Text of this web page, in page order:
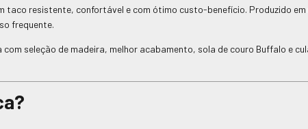
taco resistente, confortável e com ótimo custo-benefício. Produzido em
frequente.
seleção de madeira, melhor acabamento, sola de couro Buffalo e